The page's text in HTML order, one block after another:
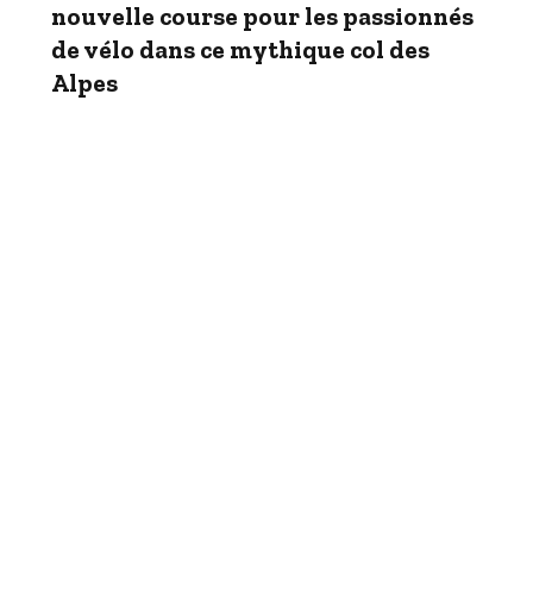
nouvelle course pour les passionnés
de vélo dans ce mythique col des
Alpes